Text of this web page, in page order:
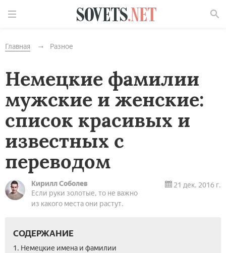
Главная Разное
Немецкие фамилии
мужские и женские:
список красивых и
известных с
переводом
Кирилл Соболев
Если руки золотые, то не важно
из какого места они растут.
21 дек. 2016 г.
СОДЕРЖАНИЕ
1. Немецкие имена и фамилии